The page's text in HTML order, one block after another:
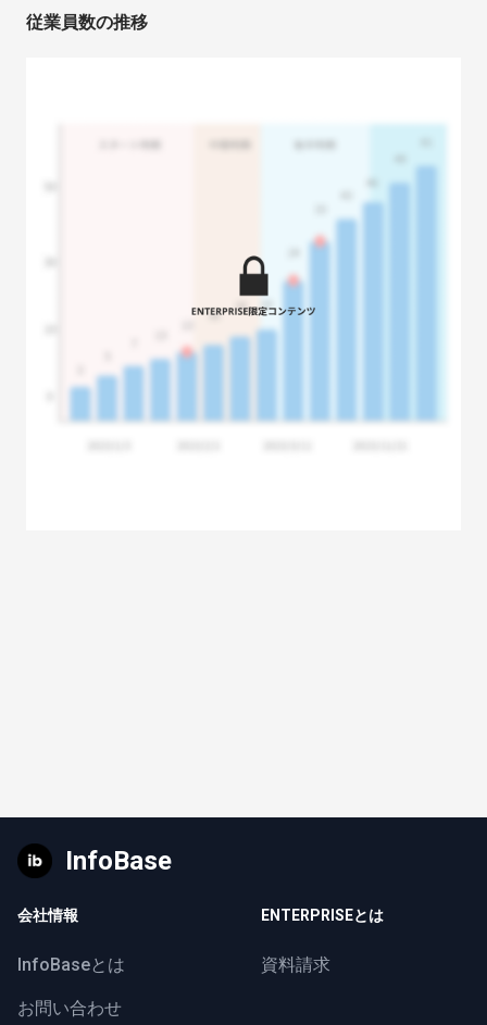
従業員数の推移
InfoBase
会社情報
InfoBaseとは
お問い合わせ
ENTERPRISEとは
資料請求